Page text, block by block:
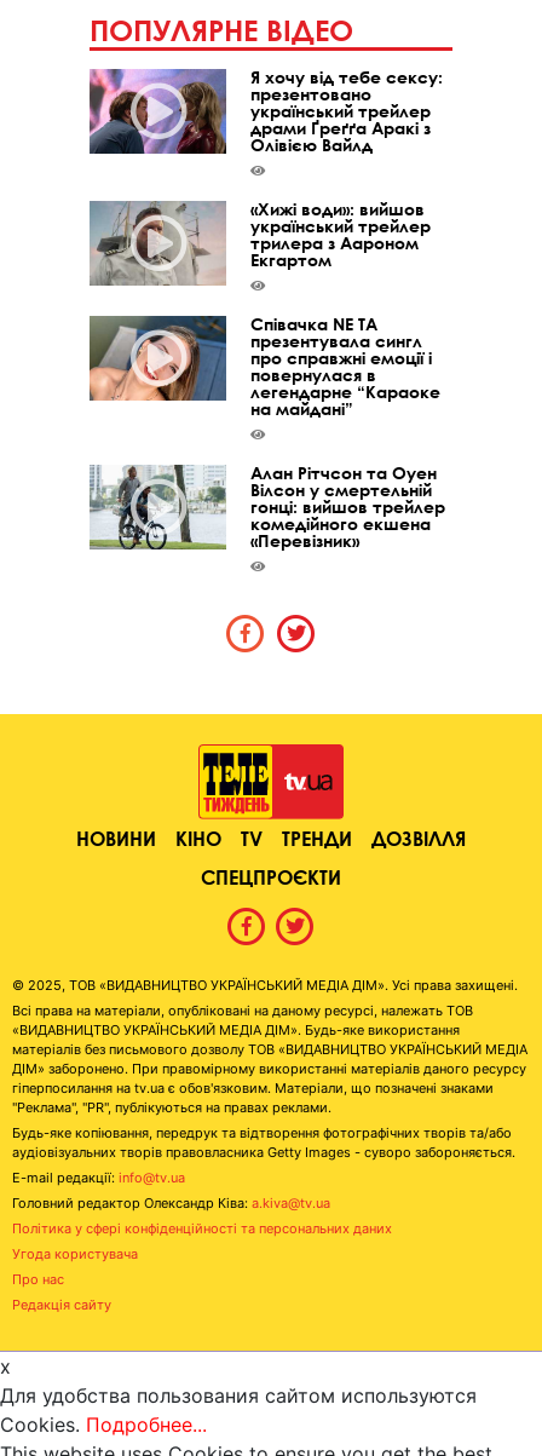
ПОПУЛЯРНЕ ВІДЕО
Я хочу від тебе сексу:
презентовано
український трейлер
драми Ґреґґа Аракі з
Олівією Вайлд
«Хижі води»: вийшов
український трейлер
трилера з Аароном
Екгартом
Співачка NE TA
презентувала сингл
про справжні емоції і
повернулася в
легендарне “Караоке
на майдані”
Алан Рітчсон та Оуен
Вілсон у смертельній
гонці: вийшов трейлер
комедійного екшена
«Перевізник»
НОВИНИ КІНО TV ТРЕНДИ
ДОЗВІЛЛЯ
СПЕЦПРОЄКТИ
© 2025, ТОВ «ВИДАВНИЦТВО УКРАЇНСЬКИЙ МЕДІА ДІМ». Усі права захищені.
Всі права на матеріали, опубліковані на даному ресурсі, належать ТОВ
«ВИДАВНИЦТВО УКРАЇНСЬКИЙ МЕДІА ДІМ». Будь-яке використання
матеріалів без письмового дозволу ТОВ «ВИДАВНИЦТВО УКРАЇНСЬКИЙ МЕДІА
ДІМ» заборонено. При правомірному використанні матеріалів даного ресурсу
гіперпосилання на tv.ua є обов'язковим. Матеріали, що позначені знаками
"Реклама", "PR", публікуються на правах реклами.
Будь-яке копіювання, передрук та відтворення фотографічних творів та/або
аудіовізуальних творів правовласника Getty Images - суворо забороняється.
E-mail редакції: info@tv.ua
Головний редактор Олександр Ківа: a.kiva@tv.ua
Політика у сфері конфіденційності та персональних даних
Угода користувача
Про нас
Редакція сайту
x
Для удобства пользования сайтом используются
Cookies. Подробнее...